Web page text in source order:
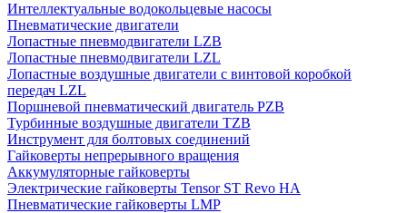
Интеллектуальные водокольцевые насосы
Пневматические двигатели
Лопастные пневмодвигатели LZB
Лопастные пневмодвигатели LZL
Лопастные воздушные двигатели с винтовой коробкой
передач LZL
Поршневой пневматический двигатель PZB
Турбинные воздушные двигатели TZB
Инструмент для болтовых соединений
Гайковерты непрерывного вращения
Аккумуляторные гайковерты
Электрические гайковерты Tensor ST Revo HA
Пневматические гайковерты LMP